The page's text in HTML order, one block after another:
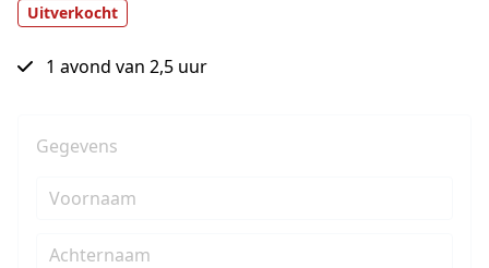
Uitverkocht
1 avond van 2,5 uur
Gegevens
Voornaam
Achternaam